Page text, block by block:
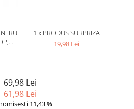
1 x PRODUS SURPRIZA
19,98 Lei
69,98 Lei
61,98 Lei
11,43 %